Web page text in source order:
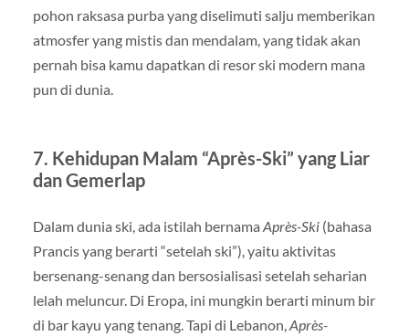
pohon raksasa purba yang diselimuti salju memberikan
atmosfer yang mistis dan mendalam, yang tidak akan
pernah bisa kamu dapatkan di resor ski modern mana
pun di dunia.
7. Kehidupan Malam “Après-Ski” yang Liar
dan Gemerlap
Dalam dunia ski, ada istilah bernama Après-Ski(bahasa
Prancis yang berarti “setelah ski”), yaitu aktivitas
bersenang-senang dan bersosialisasi setelah seharian
lelah meluncur. Di Eropa, ini mungkin berarti minum bir
di bar kayu yang tenang. Tapi di Lebanon,Après-